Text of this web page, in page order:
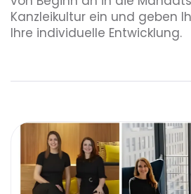
Kanzleikultur ein und geben
Ihre individuelle Entwicklung.